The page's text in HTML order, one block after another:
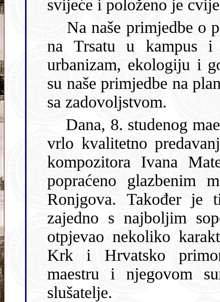
svijeće i položeno je
na Trsatu u kampus i KBC, Gradska uprava za
urbanizam, ekologiju i
su naše primjedbe na
sa zadovoljstvom.
vrlo kvalitetno predavanje povodom 125. godišnjice rođenja
kompozitora Ivana Matetića Ronjgova.
popraćeno glazbenim
Ronjgova. Također je
zajedno s najboljim sopcem otoka Krka, gosp. Pavičićem,
otpjevao nekoliko karakterističnih melodija vezanih za otok
Krk i Hrvatsko primorje. Ovom
maestru i njegovom
slušatelje.